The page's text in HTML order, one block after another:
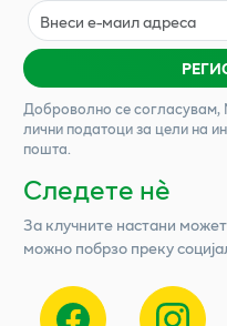
Доброволно се согласувам,
лични податоци за цели на
пошта.
Следете нѐ
За клучните настани
можно побрзо преку